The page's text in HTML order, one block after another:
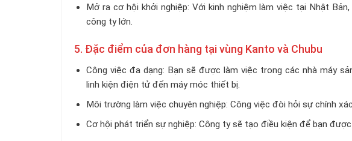
Mở ra cơ hội khởi nghiệp: Với kinh nghiệm làm việc tại Nhật
công ty lớn.
5. Đặc điểm của đơn hàng tại vùng Kanto và Chubu
Công việc đa dạng: Bạn sẽ được làm việc trong các nhà máy
linh kiện điện tử đến máy móc thiết bị.
Môi trường làm việc chuyên nghiệp: Công việc đòi hỏi sự chính
Cơ hội phát triển sự nghiệp: Công ty sẽ tạo điều kiện để bạn